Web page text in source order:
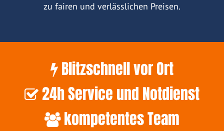
zu fairen und verlässlichen Preisen.
Blitzschnell vor Ort
24h Service und Notdienst
kompetentes Team